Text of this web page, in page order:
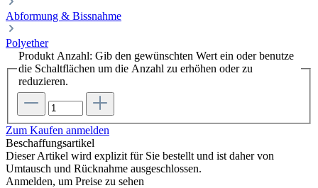
Abformung & Bissnahme
Polyether
Produkt Anzahl: Gib den gewünschten Wert ein oder benutze
die Schaltflächen um die Anzahl zu erhöhen oder zu
reduzieren.
Zum Kaufen anmelden
Beschaffungsartikel
Dieser Artikel wird explizit für Sie bestellt und ist daher von
Umtausch und Rücknahme ausgeschlossen.
Anmelden, um Preise zu sehen